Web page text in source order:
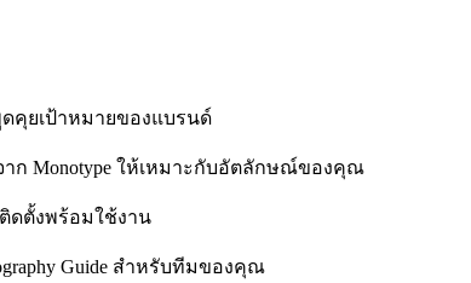
ดคุยเป้าหมายของแบรนด์
าก Monotype ให้เหมาะกับอัตลักษณ์ของคุณ
ติดตั้งพร้อมใช้งาน
Guide สำหรับทีมของคุณ